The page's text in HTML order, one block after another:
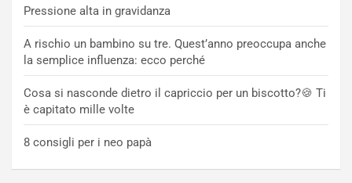
Pressione alta in gravidanza
A rischio un bambino su tre. Quest’anno preoccupa anche
la semplice influenza: ecco perché
Cosa si nasconde dietro il capriccio per un biscotto?🍪 Ti
è capitato mille volte
8 consigli per i neo papà